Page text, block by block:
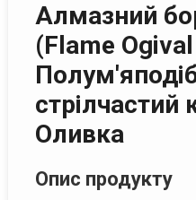
Алмазний
(Flame
стрілчастий
Оливка
Опис продукту